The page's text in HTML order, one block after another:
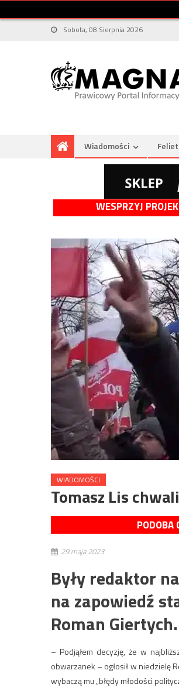
Sobota, 08 Sierpnia 2026
Wiadomości
WESPRZYJ
WIADOMOŚCI
Tomasz Lis
PODOBA
29 maja 2023
Były redaktor
na zapowiedź
Roman Giertych.
– Podjąłem decyzję, że w
obwarzanek – ogłosił w niedzielę
wybaczą mu „błędy młodości